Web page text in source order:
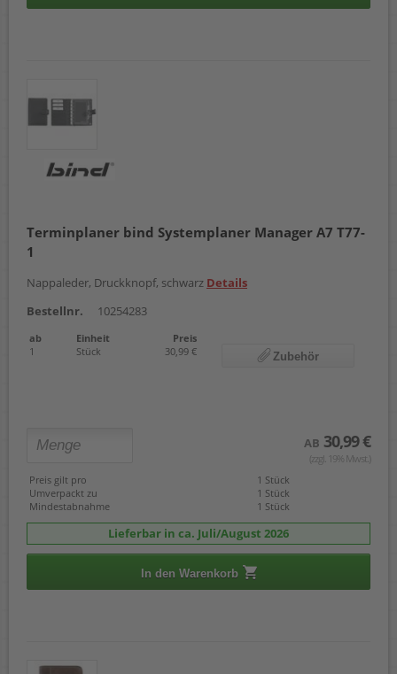
Terminplaner bind Systemplaner Manager A7 T77-
1
Nappaleder, Druckknopf, schwarz Details
Bestellnr.
10254283
ab Einheit
Preis
1
Stück 30,99 € Zubehör
AB 30,99 €
(zzgl. 19% Mwst.)
Preis gilt pro
1 Stück
Umverpackt zu
1 Stück
Mindestabnahme
1 Stück
Lieferbar in ca. Juli/August 2026
In den Warenkorb